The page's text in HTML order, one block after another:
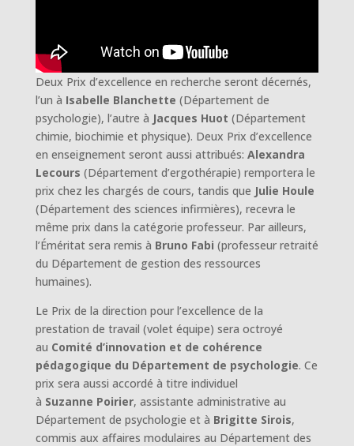
Deux Prix d’excellence en recherche seront décernés,
l’un à Isabelle Blanchette (Département de
psychologie), l’autre à Jacques Huot (Département
chimie, biochimie et physique). Deux Prix d’excellence
en enseignement seront aussi attribués: Alexandra
Lecours (Département d’ergothérapie) remportera le
prix chez les chargés de cours, tandis que Julie Houle
(Département des sciences infirmières), recevra le
même prix dans la catégorie professeur. Par ailleurs,
l’Éméritat sera remis à Bruno Fabi (professeur retraité
du Département de gestion des ressources
humaines).
Le Prix de la direction pour l’excellence de la
prestation de travail (volet équipe) sera octroyé
au Comité d’innovation et de cohérence
pédagogique du Département de psychologie. Ce
prix sera aussi accordé à titre individuel
à Suzanne Poirier, assistante administrative au
Département de psychologie et à Brigitte Sirois,
commis aux affaires modulaires au Département des